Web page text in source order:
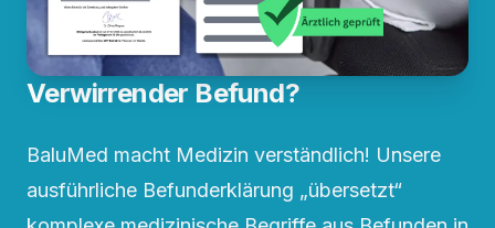
Verwirrender Befund?
BaluMed macht Medizin verständlich! Unsere
ausführliche Befunderklärung „übersetzt“